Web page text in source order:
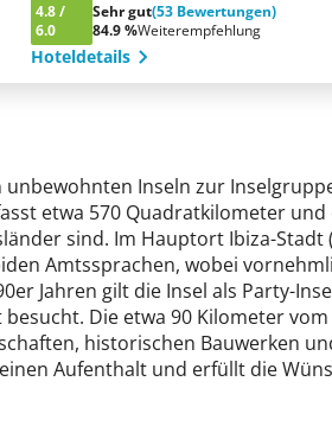
4.8/
6.0
Sehr gut(53 Bewertungen)
84.9 %Weiterempfehlung
Hoteldetails
Inseln zur
etwa 570 Quadratkilometer
sind. Im Hauptort Ibiza-Stadt
Amtssprachen, wobei
Jahren gilt die Insel als Party-
Die etwa 90 Kilometer
historischen Bauwerken
Aufenthalt und erfüllt die